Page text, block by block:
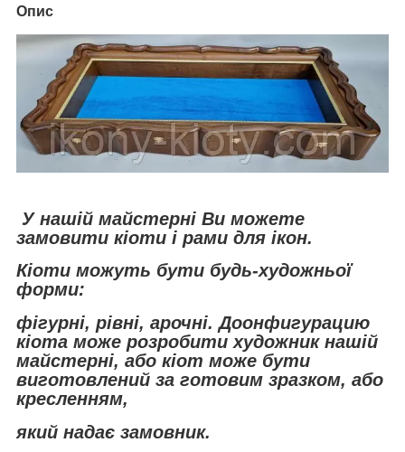
Опис
У нашій майстерні Ви можете
замовити кіоти і рами для ікон.
Кіоти можуть бути будь-художньої
форми:
фігурні, рівні, арочні. Доонфигурацию
кіота може розробити художник нашій
майстерні, або кіот може бути
виготовлений за готовим зразком, або
кресленням,
який надає замовник.